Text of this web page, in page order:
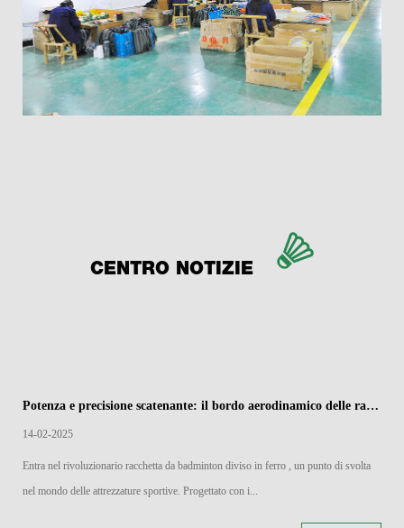
CENTRO NOTIZIE
Potenza e precisione scatenante: il bordo aerodinamico delle racchette di badminton divise in ferro
14-02-2025
Entra nel rivoluzionario racchetta da badminton diviso in ferro , un punto di svolta
nel mondo delle attrezzature sportive. Progettato con i...